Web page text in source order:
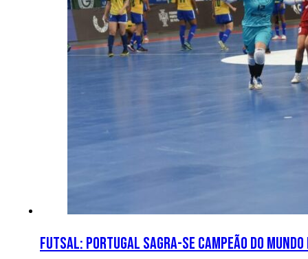
FUTSAL: Portugal sagra-se campeão do